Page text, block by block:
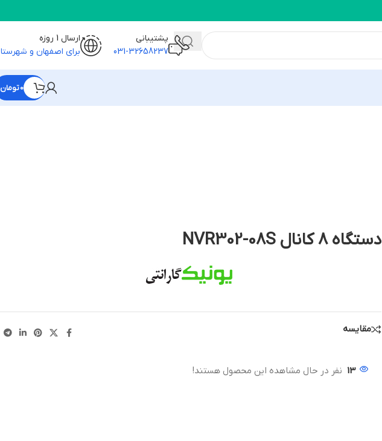
پشتیبانی
031-32658237
ارسال 1 روزه
برای اصفهان و
0تومان
دستگاه 8 کانال NVR302-08S
مقایسه
13 نفر در حال مشاهده این محصول هستند!